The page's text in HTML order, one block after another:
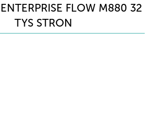
FLOW M880 32
TYS STRON